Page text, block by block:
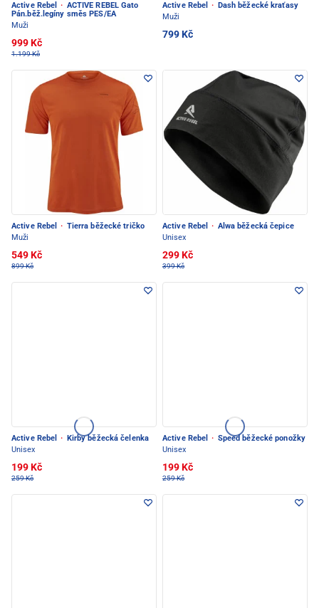
Active Rebel · ACTIVE REBEL Gato
Pán.běž.legíny směs PES/EA
Muži
999 Kč
1.199 Kč
Active Rebel ·
Dash běžecké kraťasy
Muži
799 Kč
Active Rebel · Tierra běžecké tričko
Muži
549 Kč
899 Kč
Active Rebel · Alwa běžecká čepice
Unisex
299 Kč
399 Kč
Active Rebel ·
Kirby běžecká čelenka
Unisex
199 Kč
259 Kč
Active Rebel · Speed běžecké ponožky
Unisex
199 Kč
259 Kč